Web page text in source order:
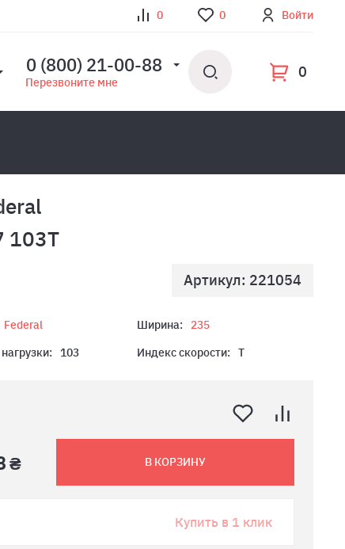
0 0 Войти
0 (800) 21-00-88
Перезвоните мне
0
103T
Артикул: 221054
Federal Ширина:
235
103 Индекс скорости: T
₴ В КОРЗИНУ
Купить в 1 клик